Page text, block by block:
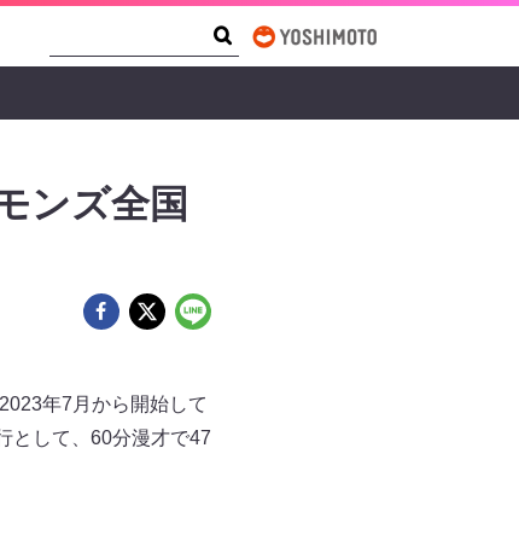
ンズ全国
年7月から開始して
として、60分漫才で47